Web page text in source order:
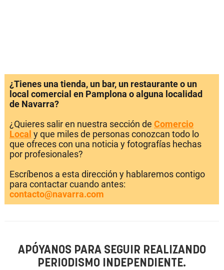
¿Tienes una tienda, un bar, un restaurante o un
local comercial en Pamplona o alguna localidad
de Navarra?
¿Quieres salir en nuestra sección de Comercio
Local y que miles de personas conozcan todo lo
que ofreces con una noticia y fotografías hechas
por profesionales?
Escríbenos a esta dirección y hablaremos contigo
para contactar cuando antes:
contacto@navarra.com
APÓYANOS PARA SEGUIR REALIZANDO
PERIODISMO INDEPENDIENTE.